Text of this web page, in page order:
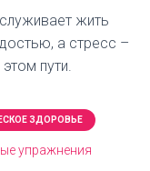
жить
а стресс –
пути.
ЗДОРОВЬЕ
упражнения